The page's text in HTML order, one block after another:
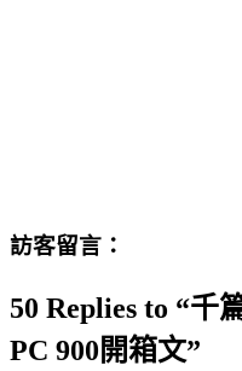
訪客留言：
50 Replies to “千
PC 900開箱文”